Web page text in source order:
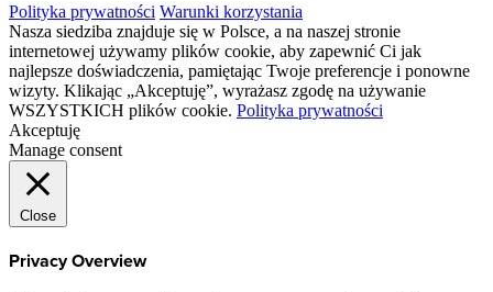
Polityka prywatności Warunki korzystania
Nasza siedziba znajduje się w Polsce, a na naszej stronie
internetowej używamy plików cookie, aby zapewnić Ci jak
najlepsze doświadczenia, pamiętając Twoje preferencje i ponowne
wizyty. Klikając „Akceptuję”, wyrażasz zgodę na używanie
WSZYSTKICH plików cookie. Polityka prywatności
Akceptuję
Manage consent
Close
Privacy Overview